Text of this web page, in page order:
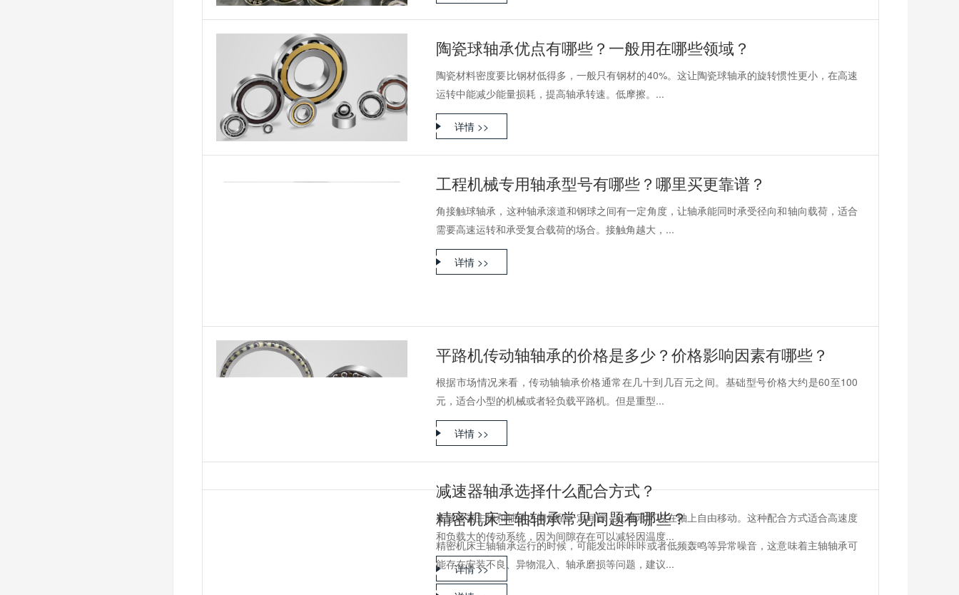
陶瓷球轴承优点有哪些？一般用在哪些领域？
陶瓷材料密度要比钢材低得多，一般只有钢材的40%。这让陶瓷球轴承的旋转惯性更小，在高速
运转中能减少能量损耗，提高轴承转速。低摩擦。...
详情 >>
工程机械专用轴承型号有哪些？哪里买更靠谱？
角接触球轴承，这种轴承滚道和钢球之间有一定角度，让轴承能同时承受径向和轴向载荷，适合
需要高速运转和承受复合载荷的场合。接触角越大，...
详情 >>
平路机传动轴轴承的价格是多少？价格影响因素有哪些？
根据市场情况来看，传动轴轴承价格通常在几十到几百元之间。基础型号价格大约是60至100
元，适合小型的机械或者轻负载平路机。但是重型...
详情 >>
减速器轴承选择什么配合方式？
在减速器主轴和轴承之间保留一定间隙，让轴承可以在轴上自由移动。这种配合方式适合高速度
和负载大的传动系统，因为间隙存在可以减轻因温度...
详情 >>
精密机床主轴轴承常见问题有哪些？
精密机床主轴轴承运行的时候，可能发出咔咔咔或者低频轰鸣等异常噪音，这意味着主轴轴承可
能存在安装不良、异物混入、轴承磨损等问题，建议...